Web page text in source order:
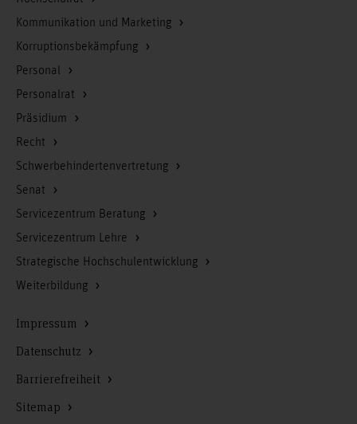
Kommunikation und Marketing
Korruptionsbekämpfung
Personal
Personalrat
Präsidium
Recht
Schwerbehindertenvertretung
Senat
Servicezentrum Beratung
Servicezentrum Lehre
Strategische Hochschulentwicklung
Weiterbildung
Impressum
Datenschutz
Barrierefreiheit
Sitemap